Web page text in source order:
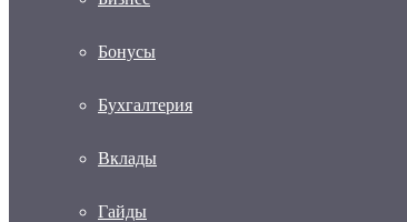
Бонусы
Бухгалтерия
Вклады
Гайды